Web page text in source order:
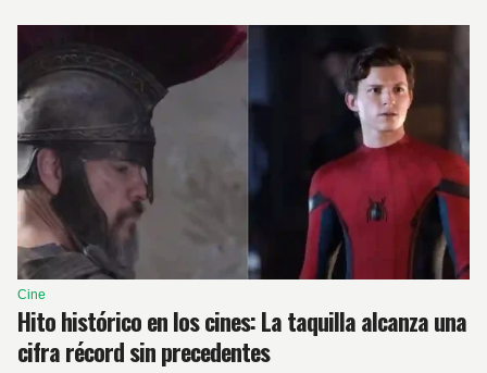
Cine
Hito histórico en los cines: La taquilla alcanza una
cifra récord sin precedentes